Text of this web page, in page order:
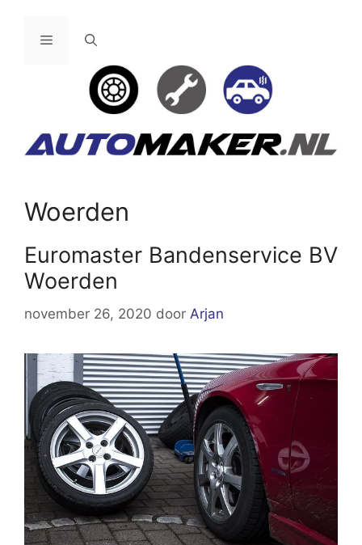
Menu
Woerden
Euromaster Bandenservice BV
Woerden
november 26, 2020 door Arjan